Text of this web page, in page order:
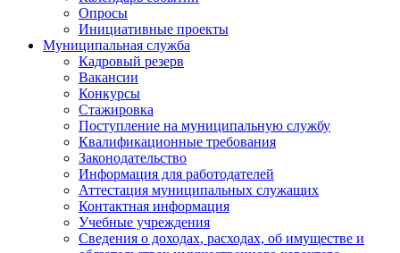
Опросы
Инициативные проекты
Муниципальная служба
Кадровый резерв
Вакансии
Конкурсы
Стажировка
Поступление на муниципальную службу
Квалификационные требования
Законодательство
Информация для работодателей
Аттестация муниципальных служащих
Контактная информация
Учебные учреждения
Сведения о доходах, расходах, об имуществе и